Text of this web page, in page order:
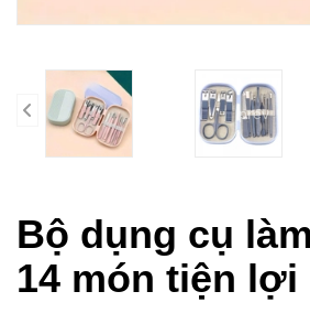
prev
Bộ dụng cụ
14 món tiện lợi